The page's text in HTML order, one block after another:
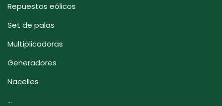
Repuestos eólicos
Set de palas
Multiplicadoras
Generadores
Nacelles
...